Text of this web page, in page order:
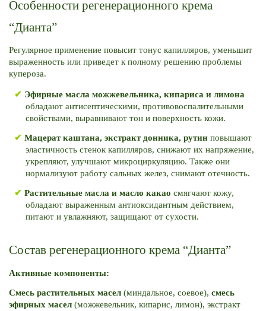
Особенности регенерационного крема
“Дианта”
Регулярное применение повысит тонус капилляров, уменьшит
купероза.
✔ Эфирные масла можжевельника, кипариса и лимона
обладают антисептическими, противовоспалительными
свойствами, выравнивают тон и поверхность кожи.
✔ Мацерат каштана, экстракт донника, рутин повышают
эластичность стенок капилляров, снижают их напряжение,
укрепляют, улучшают микроциркуляцию. Также они
нормализуют работу сальных желез, снимают отечность.
✔ Растительные масла и масло какао смягчают кожу,
обладают выраженным антиоксидантным действием,
питают и увлажняют, защищают от сухости.
Состав регенерационного крема “Дианта”
Активные компоненты:
Смесь растительных масел (миндальное, соевое), смесь
эфирных масел (можжевельник, кипарис, лимон), экстракт